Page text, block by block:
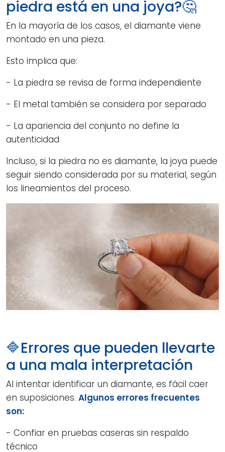
piedra está en una joya?🤔
En la mayoría de los casos, el diamante viene
montado en una pieza.
Esto implica que:
- La piedra se revisa de forma independiente
- El metal también se considera por separado
- La apariencia del conjunto no define la
autenticidad
Incluso, si la piedra no es diamante, la joya puede
seguir siendo considerada por su material, según
los lineamientos del proceso.
🔷Errores que pueden llevarte
a una mala interpretación
Al intentar identificar un diamante, es fácil caer
en suposiciones. Algunos errores frecuentes
son:
- Confiar en pruebas caseras sin respaldo
técnico